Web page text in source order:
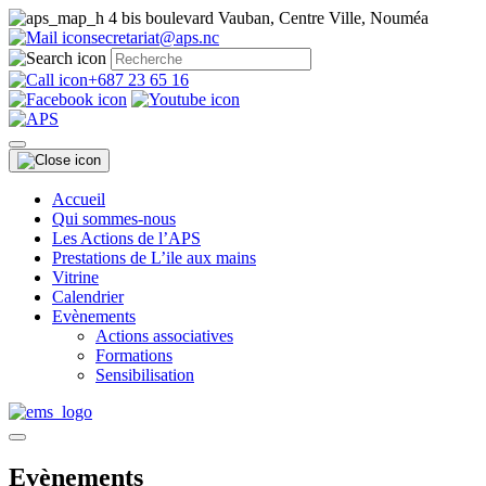
4 bis boulevard Vauban, Centre Ville, Nouméa
secretariat@aps.nc
+687 23 65 16
Accueil
Qui sommes-nous
Les Actions de l’APS
Prestations de L’ile aux mains
Vitrine
Calendrier
Evènements
Actions associatives
Formations
Sensibilisation
Evènements